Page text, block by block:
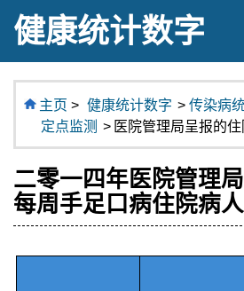
健康统计数字
主页 > 健康统计数字 > 传染病
定点监测 > 医院管理局呈报的
二零一四年医院管理
每周手足口病住院病